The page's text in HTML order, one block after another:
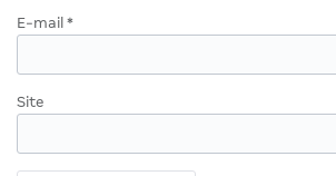
E-mail *
Site